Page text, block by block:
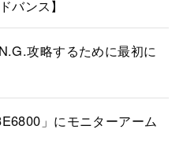
バンス】
攻略するために最初に
」にモニターアーム